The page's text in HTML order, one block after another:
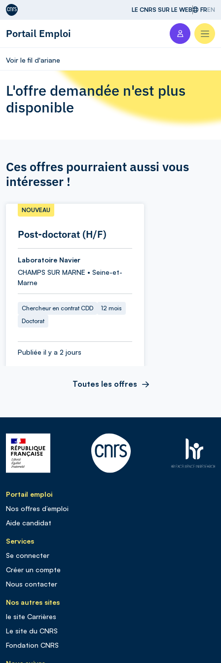
Aller au contenu LE CNRS SUR LE WEB FREN
Portail Emploi
Voir le fil d'ariane
L'offre demandée n'est plus
disponible
Ces offres pourraient aussi vous
intéresser !
Post-doctorat (H/F)
NOUVEAU
Laboratoire Navier
CHAMPS SUR MARNE • Seine-et-
Marne
Chercheur en contrat CDD
12 mois
Doctorat
Publiée il y a 2 jours
Toutes les offres
Portail emploi
Nos offres d’emploi
Aide candidat
Services
Se connecter
Créer un compte
Nous contacter
Nos autres sites
le site Carrières
Le site du CNRS
Fondation CNRS